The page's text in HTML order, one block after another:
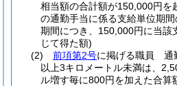
相当額の合計額が150,000円を
の通勤手当に係る支給単位期
期間につき、150,000円に当該
じて得た額)
(2)
前項第2号に掲げる職員 通
以上3キロメートル未満は、
ル増す毎に800円を加えた合算